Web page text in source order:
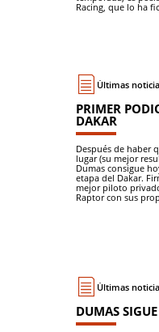
Racing, que lo ha
Últimas
PRIMER
DAKAR
Después de haber
lugar (su mejor
Dumas consigue
etapa del Dakar.
mejor piloto
Raptor con sus
Últimas
DUMAS